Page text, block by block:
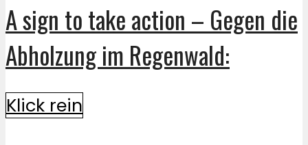
A sign to take action – Gegen die
Abholzung im Regenwald:
Klick rein